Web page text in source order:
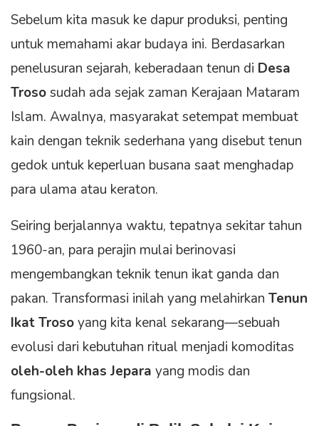
Sebelum kita masuk ke dapur produksi, penting
untuk memahami akar budaya ini. Berdasarkan
penelusuran sejarah, keberadaan tenun di Desa
Trososudah ada sejak zaman Kerajaan Mataram
Islam. Awalnya, masyarakat setempat membuat
kain dengan teknik sederhana yang disebut tenun
gedok untuk keperluan busana saat menghadap
para ulama atau keraton.
Seiring berjalannya waktu, tepatnya sekitar tahun
1960-an, para perajin mulai berinovasi
mengembangkan teknik tenun ikat ganda dan
pakan. Transformasi inilah yang melahirkan Tenun
Ikat Trosoyang kita kenal sekarang—sebuah
evolusi dari kebutuhan ritual menjadi komoditas
oleh-oleh khas Jepara yang modis dan
fungsional.